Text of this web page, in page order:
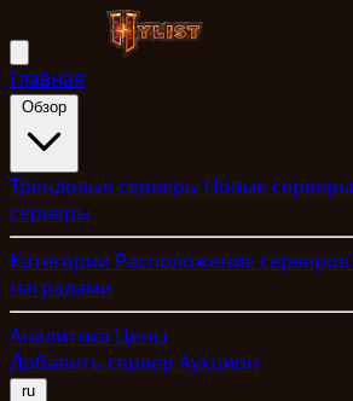
Главная
Трендовые серверы Новые серверы
серверы
Категории Расположение серверов
наградами
Аналитика Цены
Добавить сервер Аукцион
ru